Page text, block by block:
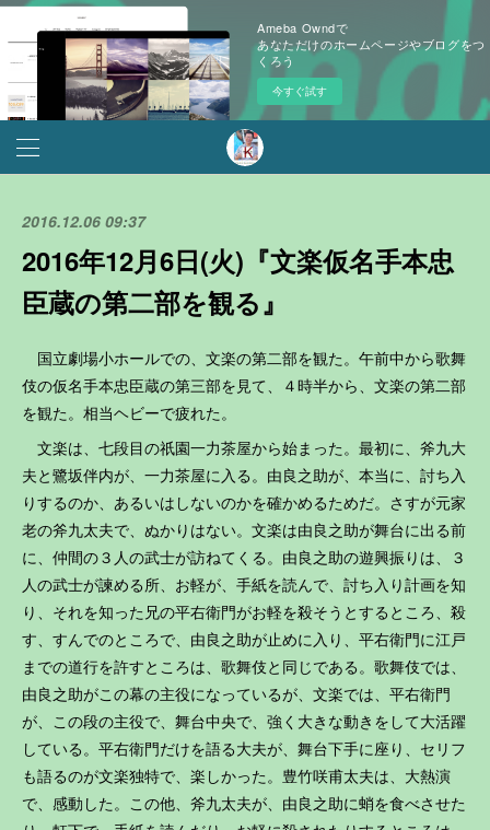
Ameba Owndで
あなただけのホームページやブログをつ
くろう
今すぐ試す
2016.12.06 09:37
2016年12月6日(火)『文楽仮名手本忠
臣蔵の第二部を観る』
国立劇場小ホールでの、文楽の第二部を観た。午前中から歌舞
伎の仮名手本忠臣蔵の第三部を見て、４時半から、文楽の第二部
を観た。相当ヘビーで疲れた。
文楽は、七段目の祇園一力茶屋から始まった。最初に、斧九大
夫と鷺坂伴内が、一力茶屋に入る。由良之助が、本当に、討ち入
りするのか、あるいはしないのかを確かめるためだ。さすが元家
老の斧九太夫で、ぬかりはない。文楽は由良之助が舞台に出る前
に、仲間の３人の武士が訪ねてくる。由良之助の遊興振りは、３
人の武士が諫める所、お軽が、手紙を読んで、討ち入り計画を知
り、それを知った兄の平右衛門がお軽を殺そうとするところ、殺
す、すんでのところで、由良之助が止めに入り、平右衛門に江戸
までの道行を許すところは、歌舞伎と同じである。歌舞伎では、
由良之助がこの幕の主役になっているが、文楽では、平右衛門
が、この段の主役で、舞台中央で、強く大きな動きをして大活躍
している。平右衛門だけを語る大夫が、舞台下手に座り、セリフ
も語るのが文楽独特で、楽しかった。豊竹咲甫太夫は、大熱演
で、感動した。この他、斧九太夫が、由良之助に蛸を食べさせた